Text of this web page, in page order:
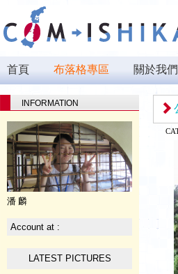
首頁 布落格專區 關於我們
INFORMATION
潘 麟
Account at :
LATEST PICTURES